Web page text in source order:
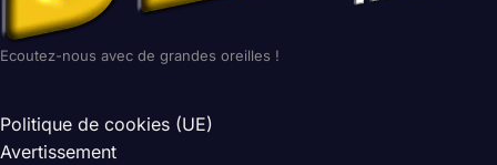
Ecoutez-nous avec de grandes oreilles !
Politique de cookies (UE)
Avertissement